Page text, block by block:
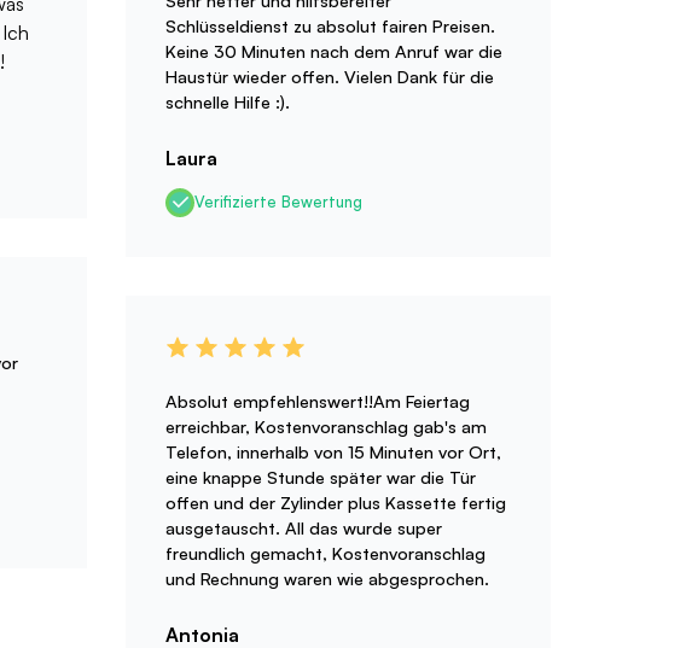
Schlüsseldienst zu absolut fairen Preisen.
Keine 30 Minuten nach dem Anruf war die
Haustür wieder offen. Vielen Dank für die
schnelle Hilfe :).
Laura
Verifizierte Bewertung
Absolut empfehlenswert!!Am Feiertag
erreichbar, Kostenvoranschlag gab's am
Telefon, innerhalb von 15 Minuten vor Ort,
eine knappe Stunde später war die Tür
offen und der Zylinder plus Kassette fertig
ausgetauscht. All das wurde super
freundlich gemacht, Kostenvoranschlag
und Rechnung waren wie abgesprochen.
Antonia